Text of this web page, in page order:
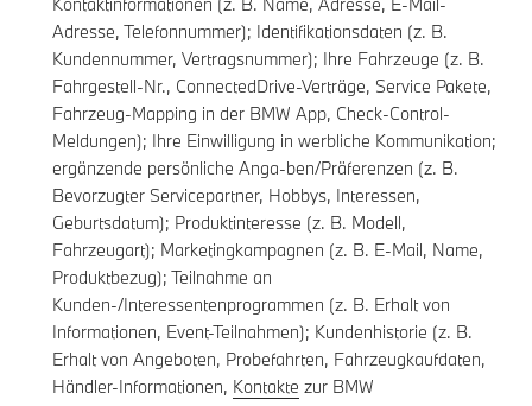
Adresse, Telefonnummer); Identifikationsdaten (z. B.
Kundennummer, Vertragsnummer); Ihre Fahrzeuge (z. B.
Fahrgestell-Nr., ConnectedDrive-Verträge, Service Pakete,
Fahrzeug-Mapping in der BMW App, Check-Control-
Meldungen); Ihre Einwilligung in werbliche Kommunikation;
ergänzende persönliche Anga-ben/Präferenzen (z. B.
Bevorzugter Servicepartner, Hobbys, Interessen,
Geburtsdatum); Produktinteresse (z. B. Modell,
Fahrzeugart); Marketingkampagnen (z. B. E-Mail, Name,
Produktbezug); Teilnahme an
Kunden-/Interessentenprogrammen (z. B. Erhalt von
Informationen, Event-Teilnahmen); Kundenhistorie (z. B.
Erhalt von Angeboten, Probefahrten, Fahrzeugkaufdaten,
Händler-Informationen, Kontakte zur BMW